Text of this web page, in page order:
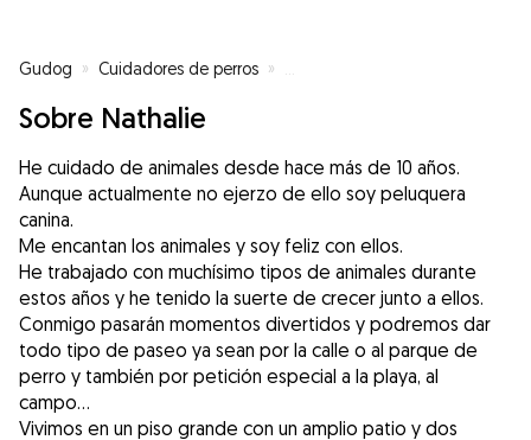
Gudog » Cuidadores de perros »
Sobre Nathalie
He cuidado de animales desde hace más de 10 años.
Aunque actualmente no ejerzo de ello soy peluquera
canina.
Me encantan los animales y soy feliz con ellos.
He trabajado con muchísimo tipos de animales durante
estos años y he tenido la suerte de crecer junto a ellos.
Conmigo pasarán momentos divertidos y podremos dar
todo tipo de paseo ya sean por la calle o al parque de
perro y también por petición especial a la playa, al
campo…
Vivimos en un piso grande con un amplio patio y dos